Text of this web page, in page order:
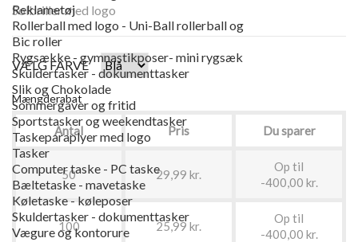
Reklametøj
Rollerball med logo - Uni-Ball rollerball og
Bic roller
Rygsække - gymnastikposer- mini rygsæk
Skuldertasker - dokumenttasker
Slik og Chokolade
Sommergaver og fritid
Sportstasker og weekendtasker
Taskeparaplyer med logo
Tasker
Computer taske - PC taske
Bæltetaske - mavetaske
Køletaske - køleposer
Skuldertasker - dokumenttasker
Vægure og kontorure
Solbriller med logo
VÆLG FARVE
Mængderabat
Antal Pris Du sparer
50 29,99 kr.
Op til
-400,00 kr.
100 25,99 kr.
Op til
-400,00 kr.